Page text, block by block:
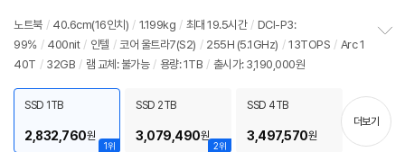
견
리
뷰
노트북 / 40.6cm(16인치) / 1.199kg / 최대 19.5시간 / DCI-P3:
99% / 400nit / 인텔 / 코어 울트라7(S2) / 255H (5.1GHz) / 13TOPS / Arc 1
40T / 32GB / 램 교체: 불가능 / 용량: 1TB / 출시가: 3,190,000원
기
1위
SSD 1TB
2,832,760원
2위
SSD 2TB
3,079,490원
SSD 4TB
3,497,570원
더보기